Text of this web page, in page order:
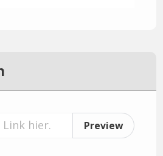
Preview